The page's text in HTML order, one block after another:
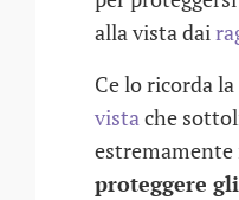
alla vista dai
Ce lo ricorda la
vistache
proteggere